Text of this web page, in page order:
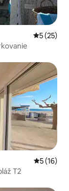
5 (25)
5 (16)
T2